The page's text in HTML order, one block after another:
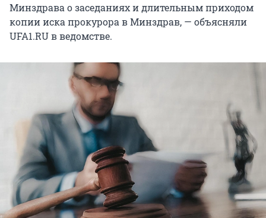
Минздрава о заседаниях и длительным приходом
копии иска прокурора в Минздрав, — объясняли
UFA1.RU в ведомстве.